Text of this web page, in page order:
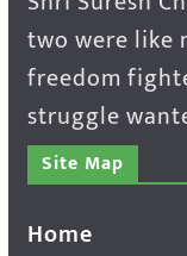
two were like
freedom
struggle
Site Map
Home